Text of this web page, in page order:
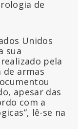
de
Unidos
sua
pela
de armas
apesar das
com a
lê-se na